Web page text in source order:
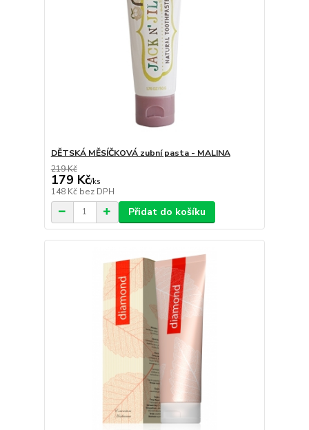
DĚTSKÁ MĚSÍČKOVÁ zubní pasta - MALINA
219 Kč
179 Kč/ks
148 Kč bez DPH
Přidat do košíku